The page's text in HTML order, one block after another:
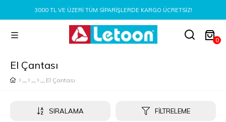
3000 TL VE ÜZERI TÜM SIPARIŞLERDE KARGO ÜCRETSIZ!
0
El Çantası
El Çantası
FILTRELEME
SIRALAMA